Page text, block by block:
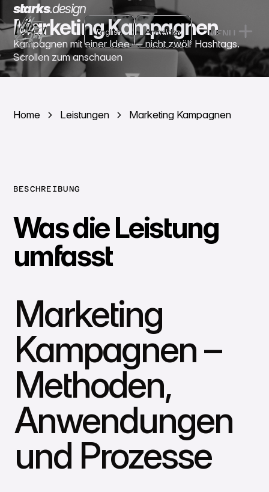
English
English Anmelden
Anmelden
MENU
CLOSE
starks.design
Marketing Kampagnen
Kampagnen mit einer Idee — nicht zwölf Hashtags.
Scrollen zum anschauen
Home Leistungen Marketing Kampagnen
BESCHREIBUNG
Was die Leistung
umfasst
Marketing
Kampagnen –
Methoden,
Anwendungen
und Prozesse